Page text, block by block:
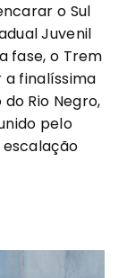
o Sul
Juvenil
fase, o Trem
a finalíssima
Rio Negro,
pelo